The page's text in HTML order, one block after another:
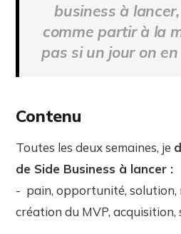
business à
comme partir à la
pas si un jour on
Contenu
Toutes les deux semaines, je
de Side Business à lancer :
- pain, opportunité, solution,
création du MVP, acquisition,